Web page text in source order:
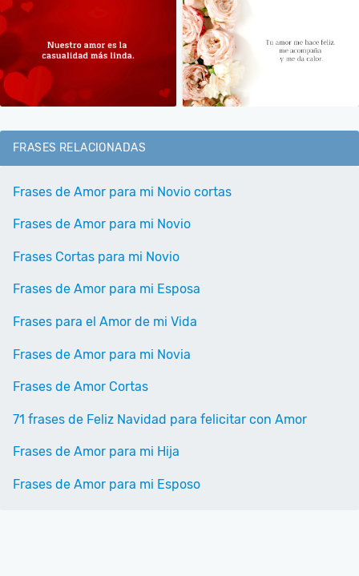
FRASES RELACIONADAS
Frases de Amor para mi Novio cortas
Frases de Amor para mi Novio
Frases Cortas para mi Novio
Frases de Amor para mi Esposa
Frases para el Amor de mi Vida
Frases de Amor para mi Novia
Frases de Amor Cortas
71 frases de Feliz Navidad para felicitar con Amor
Frases de Amor para mi Hija
Frases de Amor para mi Esposo